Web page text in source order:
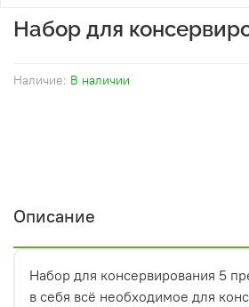
Наличие: В наличии
Набор для
Описание
Набор для консервирования 5
в себя всё необходимое для